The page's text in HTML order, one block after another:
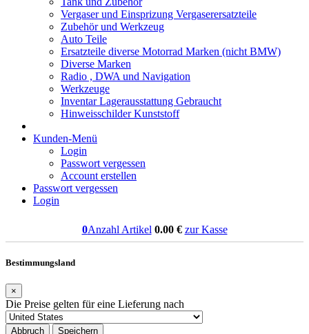
Vergaser und Einsprizung Vergaserersatzteile
Zubehör und Werkzeug
Auto Teile
Ersatzteile diverse Motorrad Marken (nicht BMW)
Diverse Marken
Radio , DWA und Navigation
Werkzeuge
Inventar Lagerausstattung Gebraucht
Hinweisschilder Kunststoff
Kunden-Menü
Login
Passwort vergessen
Account erstellen
Passwort vergessen
Login
0Anzahl Artikel 0.00€ zur Kasse
Bestimmungsland
×
Die Preise gelten für eine Lieferung nach
Abbruch Speichern